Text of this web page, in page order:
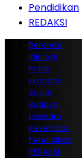
Pendidikan
REDAKSI
Beranda
Idiologi
Politik
Ekonomi
Sosial
Budaya
Hankam
Kesehatan
Pendidikan
REDAKSI